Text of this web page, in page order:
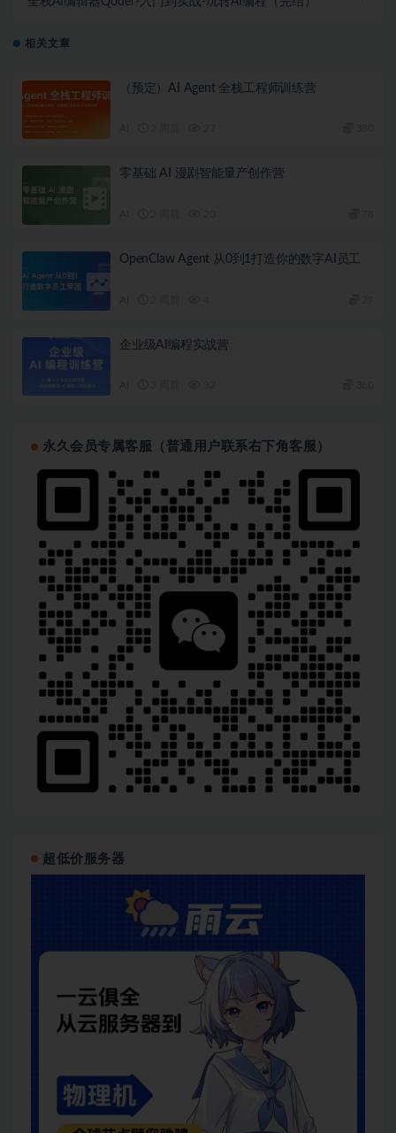
相关文章
（预定）AI Agent 全栈工程师训练营
零基础 AI 漫剧智能量产创作营
OpenClaw Agent 从0到1打造你的数字AI员工
企业级AI编程实战营
永久会员专属客服（普通用户联系右下角客服）
超低价服务器